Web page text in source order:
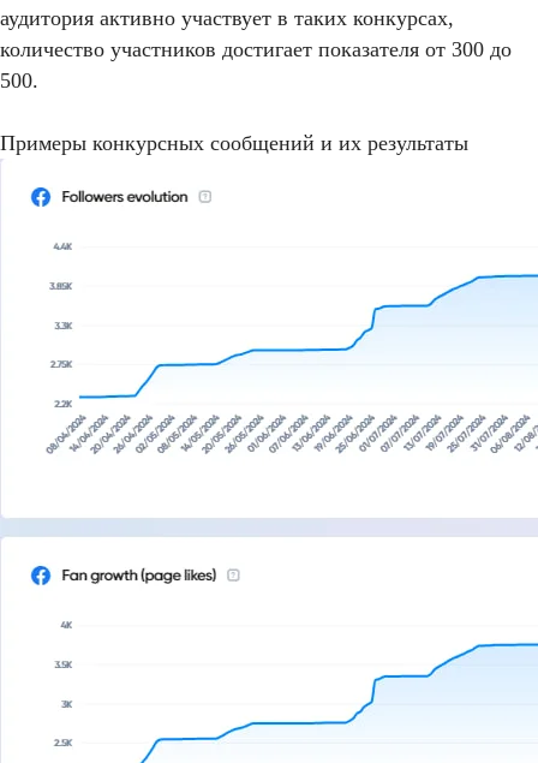
аудитория активно участвует в таких конкурсах,
количество участников достигает показателя от 300 до
500.
Примеры конкурсных сообщений и их результаты